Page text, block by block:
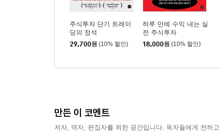
주식투자 단기 트레이
딩의 정석
29,700원 (10% 할인)
하루 만에 수익 내는 실
전 주식투자
18,000원 (10% 할인)
만든 이 코멘트
저자, 역자, 편집자를 위한 공간입니다. 독자들에게 전하